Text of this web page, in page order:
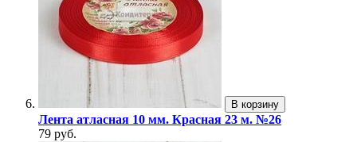
В корзину
Лента атласная 10 мм. Красная 23 м. №26
79 руб.